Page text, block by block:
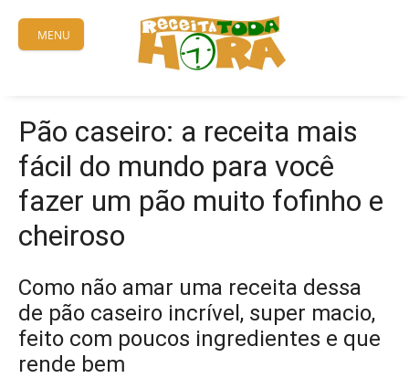
content
MENU
Pão caseiro: a receita mais
fácil do mundo para você
fazer um pão muito fofinho e
cheiroso
Como não amar uma receita dessa
de pão caseiro incrível, super macio,
feito com poucos ingredientes e que
rende bem